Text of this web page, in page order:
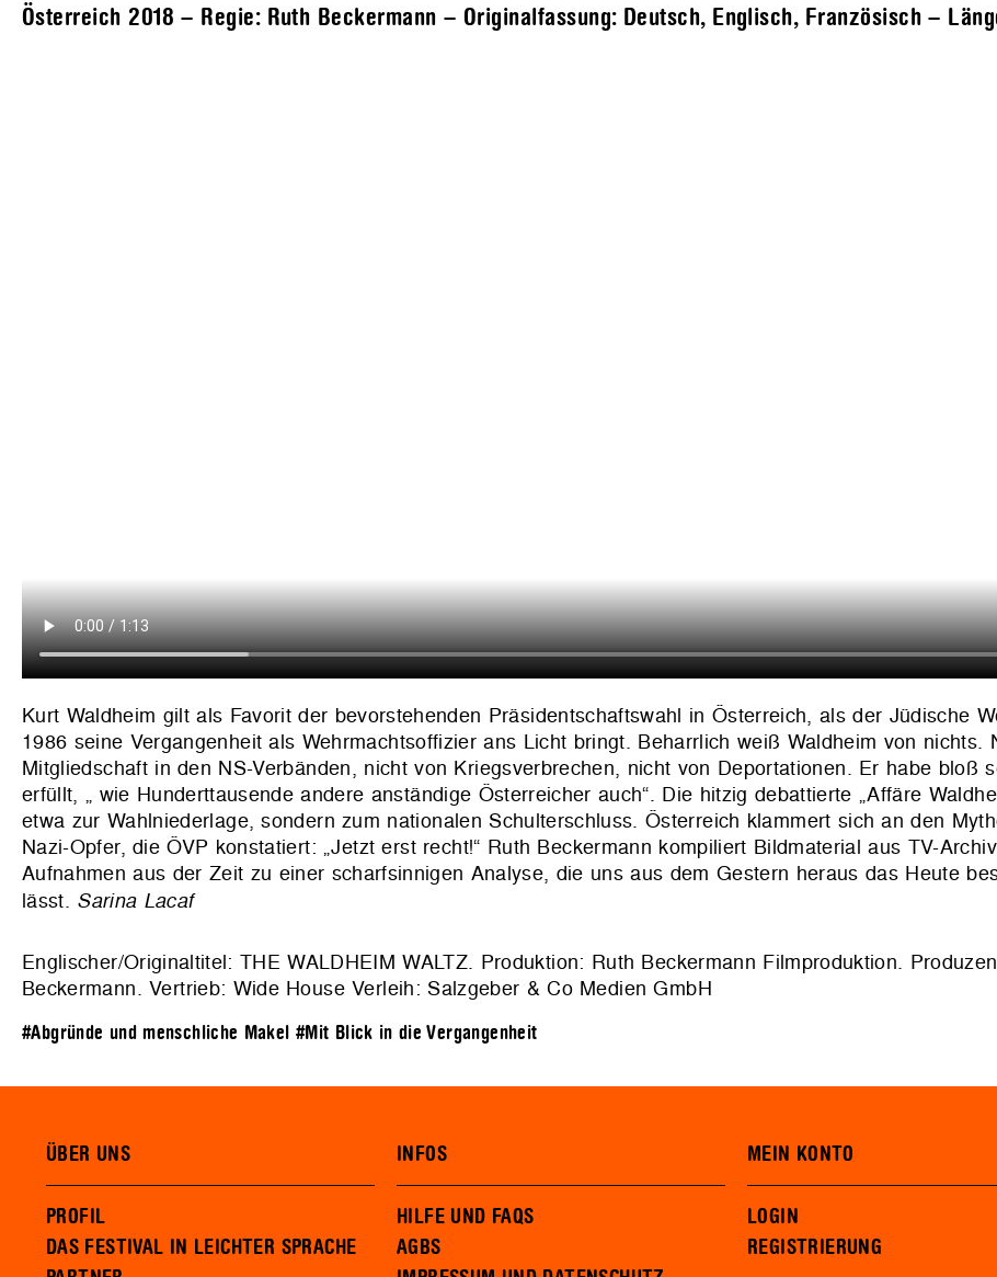
Österreich 2018 – Regie: Ruth Beckermann – Originalfassung: Deutsch, Englisch, Französisch –
Kurt Waldheim gilt als Favorit der bevorstehenden Präsidentschaftswahl in Österreich, als der Jüdische
1986 seine Vergangenheit als Wehrmachtsoffizier ans Licht bringt. Beharrlich weiß Waldheim von nichts.
Mitgliedschaft in den NS-Verbänden, nicht von Kriegsverbrechen, nicht von Deportationen. Er habe bloß
erfüllt, „ wie Hunderttausende andere anständige Österreicher auch“. Die hitzig debattierte „Affäre
etwa zur Wahlniederlage, sondern zum nationalen Schulterschluss. Österreich klammert sich an den
Nazi-Opfer, die ÖVP konstatiert: „Jetzt erst recht!“ Ruth Beckermann kompiliert Bildmaterial aus TV-
Aufnahmen aus der Zeit zu einer scharfsinnigen Analyse, die uns aus dem Gestern heraus das Heute
lässt. Sarina Lacaf
Englischer/Originaltitel: THE WALDHEIM WALTZ. Produktion: Ruth Beckermann Filmproduktion.
Beckermann. Vertrieb: Wide House Verleih: Salzgeber & Co Medien GmbH
#Abgründe und menschliche Makel #Mit Blick in die Vergangenheit
ÜBER UNS
PROFIL
DAS FESTIVAL IN LEICHTER SPRACHE
INFOS
HILFE UND FAQS
AGBS
MEIN KONTO
LOGIN
REGISTRIERUNG